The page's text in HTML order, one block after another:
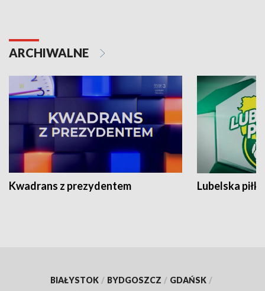
ARCHIWALNE
Kwadrans z prezydentem Lubelska piłka
BIAŁYSTOK / BYDGOSZCZ / GDAŃSK /